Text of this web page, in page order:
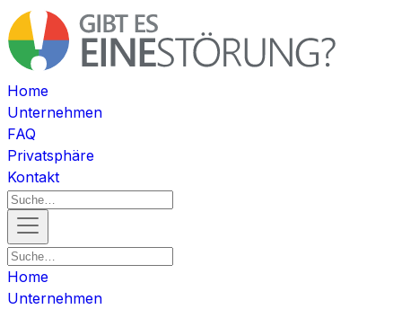
Home
Unternehmen
FAQ
Privatsphäre
Kontakt
Home
Unternehmen